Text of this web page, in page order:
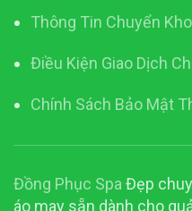
Thông Tin Chuyển
Điều Kiện Giao Dịch
Chính Sách Bảo Mật
Đồng Phục Spa Đẹp
áo may sẵn dành cho